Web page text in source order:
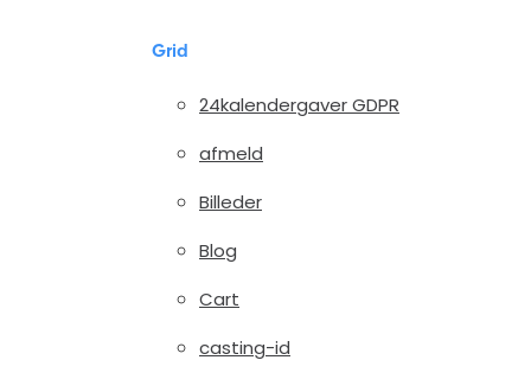
Grid
24kalendergaver GDPR
afmeld
Billeder
Blog
Cart
casting-id